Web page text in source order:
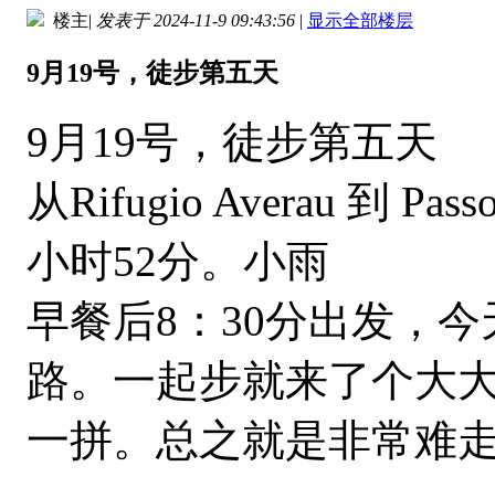
楼主| 发表于 2024-11-9 09:43:56 | 显示全部楼层
9月19号，徒步第五天
9月19号，徒步第五天
从Rifugio Averau 到
小时52分。小雨
早餐后8：30分出发，
路。一起步就来了个大
一拼。总之就是非常难